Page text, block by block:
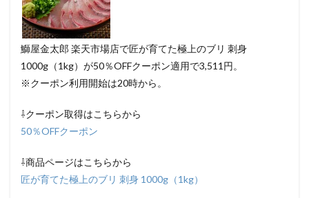
鰤屋金太郎 楽天市場店で匠が育てた極上のブリ 刺身
1000g（1kg）が50％OFFクーポン適用で3,511円。
※クーポン利用開始は20時から。
⇩クーポン取得はこちらから
50％OFFクーポン
⇩商品ページはこちらから
匠が育てた極上のブリ 刺身 1000g（1kg）